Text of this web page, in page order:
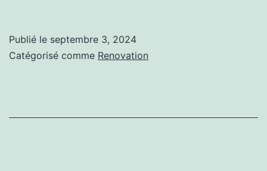
Publié le septembre 3, 2024
Catégorisé comme Renovation